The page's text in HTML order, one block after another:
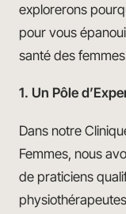
explorerons
pour vous
santé des
1. Un Pôle
Dans notre
Femmes, nous
de praticiens